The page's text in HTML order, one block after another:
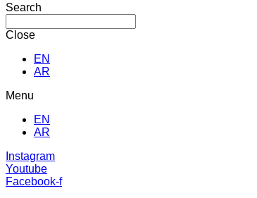
Search
Close
EN
AR
Menu
EN
AR
Instagram
Youtube
Facebook-f